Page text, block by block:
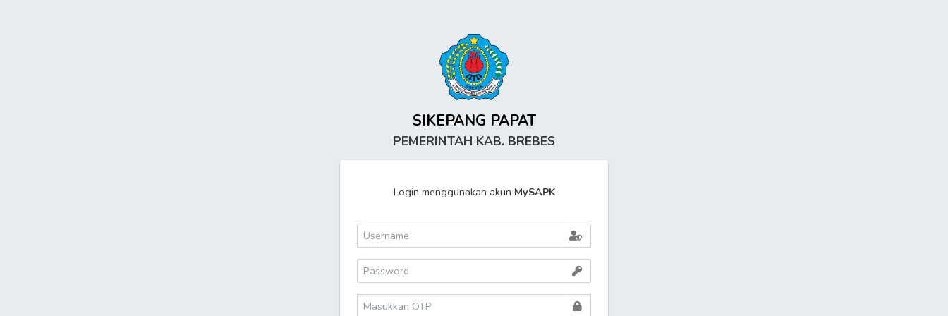
SIKEPANG PAPAT
PEMERINTAH KAB. BREBES
Login menggunakan akun MySAPK